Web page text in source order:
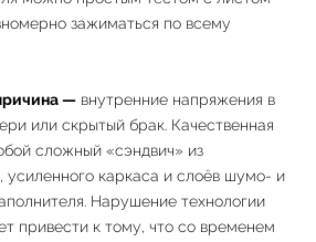
зажиматься по всему
— внутренние напряжения в
или скрытый брак. Качественная
сложный «сэндвич» из
усиленного каркаса и слоёв шумо- и
. Нарушение технологии
привести к тому, что со временем